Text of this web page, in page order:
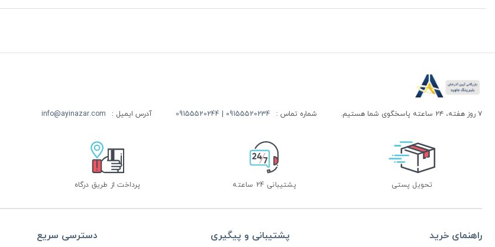
۷ روز هفته، ۲۴ ساعته پاسخگوی شما هستیم. شماره تماس : 09155520234 | 09155520244 آدرس ایمیل : info@ayinazar.com
تحویل پستی پشتیبانی 24 ساعته پرداخت از طریق درگاه
راهنمای خرید پشتیبانی و پیگیری دسترسی سریع